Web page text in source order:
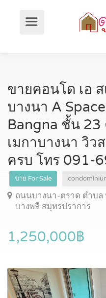
ขายคอนโด เอ
บางนา A
Bangna ชั้น 23
เมกาบางนา วิว
ครบ โทร 091-
ขาย For Sale
ถนนบางนา-ตราด ตำบล
บางพลี สมุทรปราการ
1,250,000฿